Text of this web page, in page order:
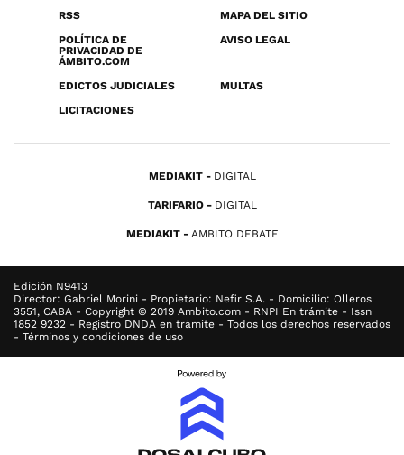
RSS
MAPA DEL SITIO
POLÍTICA DE
PRIVACIDAD DE
ÁMBITO.COM
AVISO LEGAL
EDICTOS JUDICIALES
MULTAS
LICITACIONES
MEDIAKIT DIGITAL
TARIFARIO DIGITAL
MEDIAKIT AMBITO DEBATE
Edición N9413
Director: Gabriel Morini - Propietario: Nefir S.A. - Domicilio: Olleros
3551, CABA - Copyright © 2019 Ambito.com - RNPI En trámite - Issn
1852 9232 - Registro DNDA en trámite - Todos los derechos reservados
- Términos y condiciones de uso